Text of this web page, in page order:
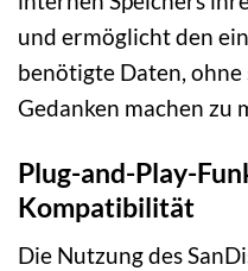
und ermöglicht den
benötigte Daten,
Gedanken machen zu
Plug-and-Play-
Kompatibilität
Die Nutzung des